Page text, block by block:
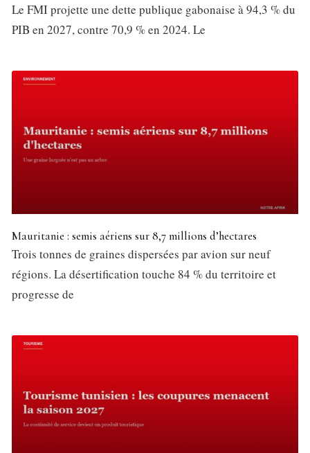
Le FMI projette une dette publique gabonaise à 94,3 % du
PIB en 2027, contre 70,9 % en 2024. Le
Mauritanie : semis aériens sur 8,7 millions d’hectares
Trois tonnes de graines dispersées par avion sur neuf
régions. La désertification touche 84 % du territoire et
progresse de